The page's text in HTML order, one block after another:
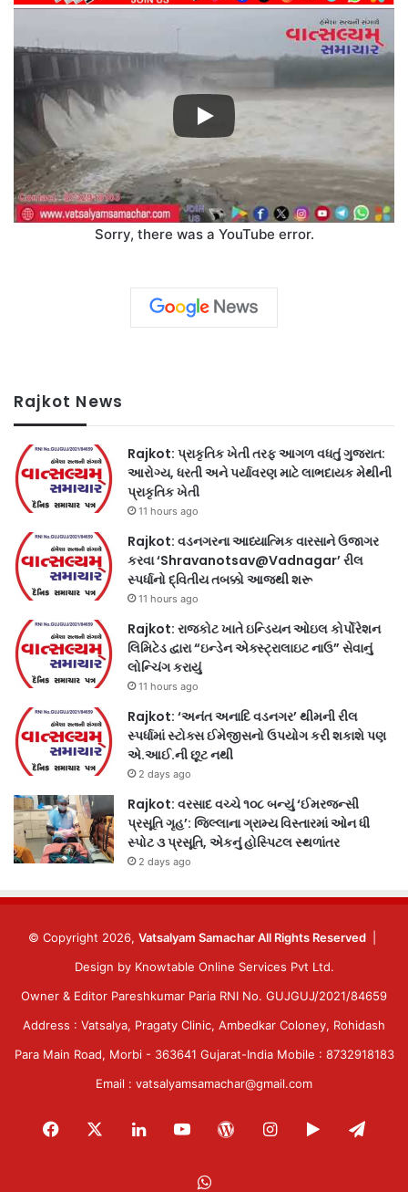
Sorry, there was a YouTube error.
Rajkot News
Rajkot: પ્રાકૃતિક ખેતી તરફ આગળ વધતું ગુજરાત:
આરોગ્ય, ધરતી અને પર્યાવરણ માટે લાભદાયક મેથીની
પ્રાકૃતિક ખેતી
11 hours ago
Rajkot: વડનગરના આધ્યાત્મિક વારસાને ઉજાગર
કરવા ‘Shravanotsav@Vadnagar’ રીલ
સ્પર્ધાનો દ્વિતીય તબક્કો આજથી શરૂ
11 hours ago
Rajkot: રાજકોટ ખાતે ઇન્ડિયન ઓઇલ કોર્પોરેશન
લિમિટેડ દ્વારા “ઇન્ડેન એક્સ્ટ્રાલાઇટ નાઉ” સેવાનું
લોન્ચિંગ કરાયું
11 hours ago
Rajkot: ‘અનંત અનાદિ વડનગર’ થીમની રીલ
સ્પર્ધામાં સ્ટોક્સ ઈમેજીસનો ઉપયોગ કરી શકાશે પણ
એ.આઈ.ની છૂટ નથી
2 days ago
Rajkot: વરસાદ વચ્ચે ૧૦૮ બન્યું ‘ઈમરજન્સી
પ્રસૂતિ ગૃહ’: જિલ્લાના ગ્રામ્ય વિસ્તારમાં ઓન ધી
સ્પોટ ૩ પ્રસૂતિ, એકનું હોસ્પિટલ સ્થળાંતર
2 days ago
© Copyright 2026, Vatsalyam Samachar All Rights Reserved
Design by Knowtable Online Services Pvt Ltd.
Owner & Editor Pareshkumar Paria RNI No. GUJGUJ/2021/84659
Address : Vatsalya, Pragaty Clinic, Ambedkar Coloney, Rohidash
Para Main Road, Morbi - 363641 Gujarat-India Mobile : 8732918183
Email : vatsalyamsamachar@gmail.com
Facebook LinkedInYouTubeWordPressInstagram
Google
WhatsApp